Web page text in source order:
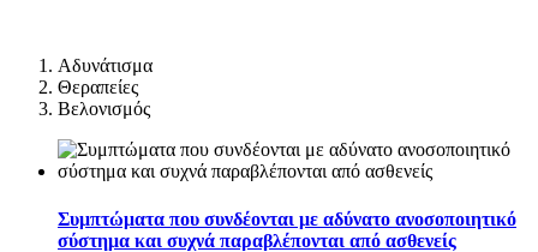
Αδυνάτισμα
Θεραπείες
Βελονισμός
Συμπτώματα που συνδέονται με αδύνατο ανοσοποιητικό
σύστημα και συχνά παραβλέπονται από ασθενείς